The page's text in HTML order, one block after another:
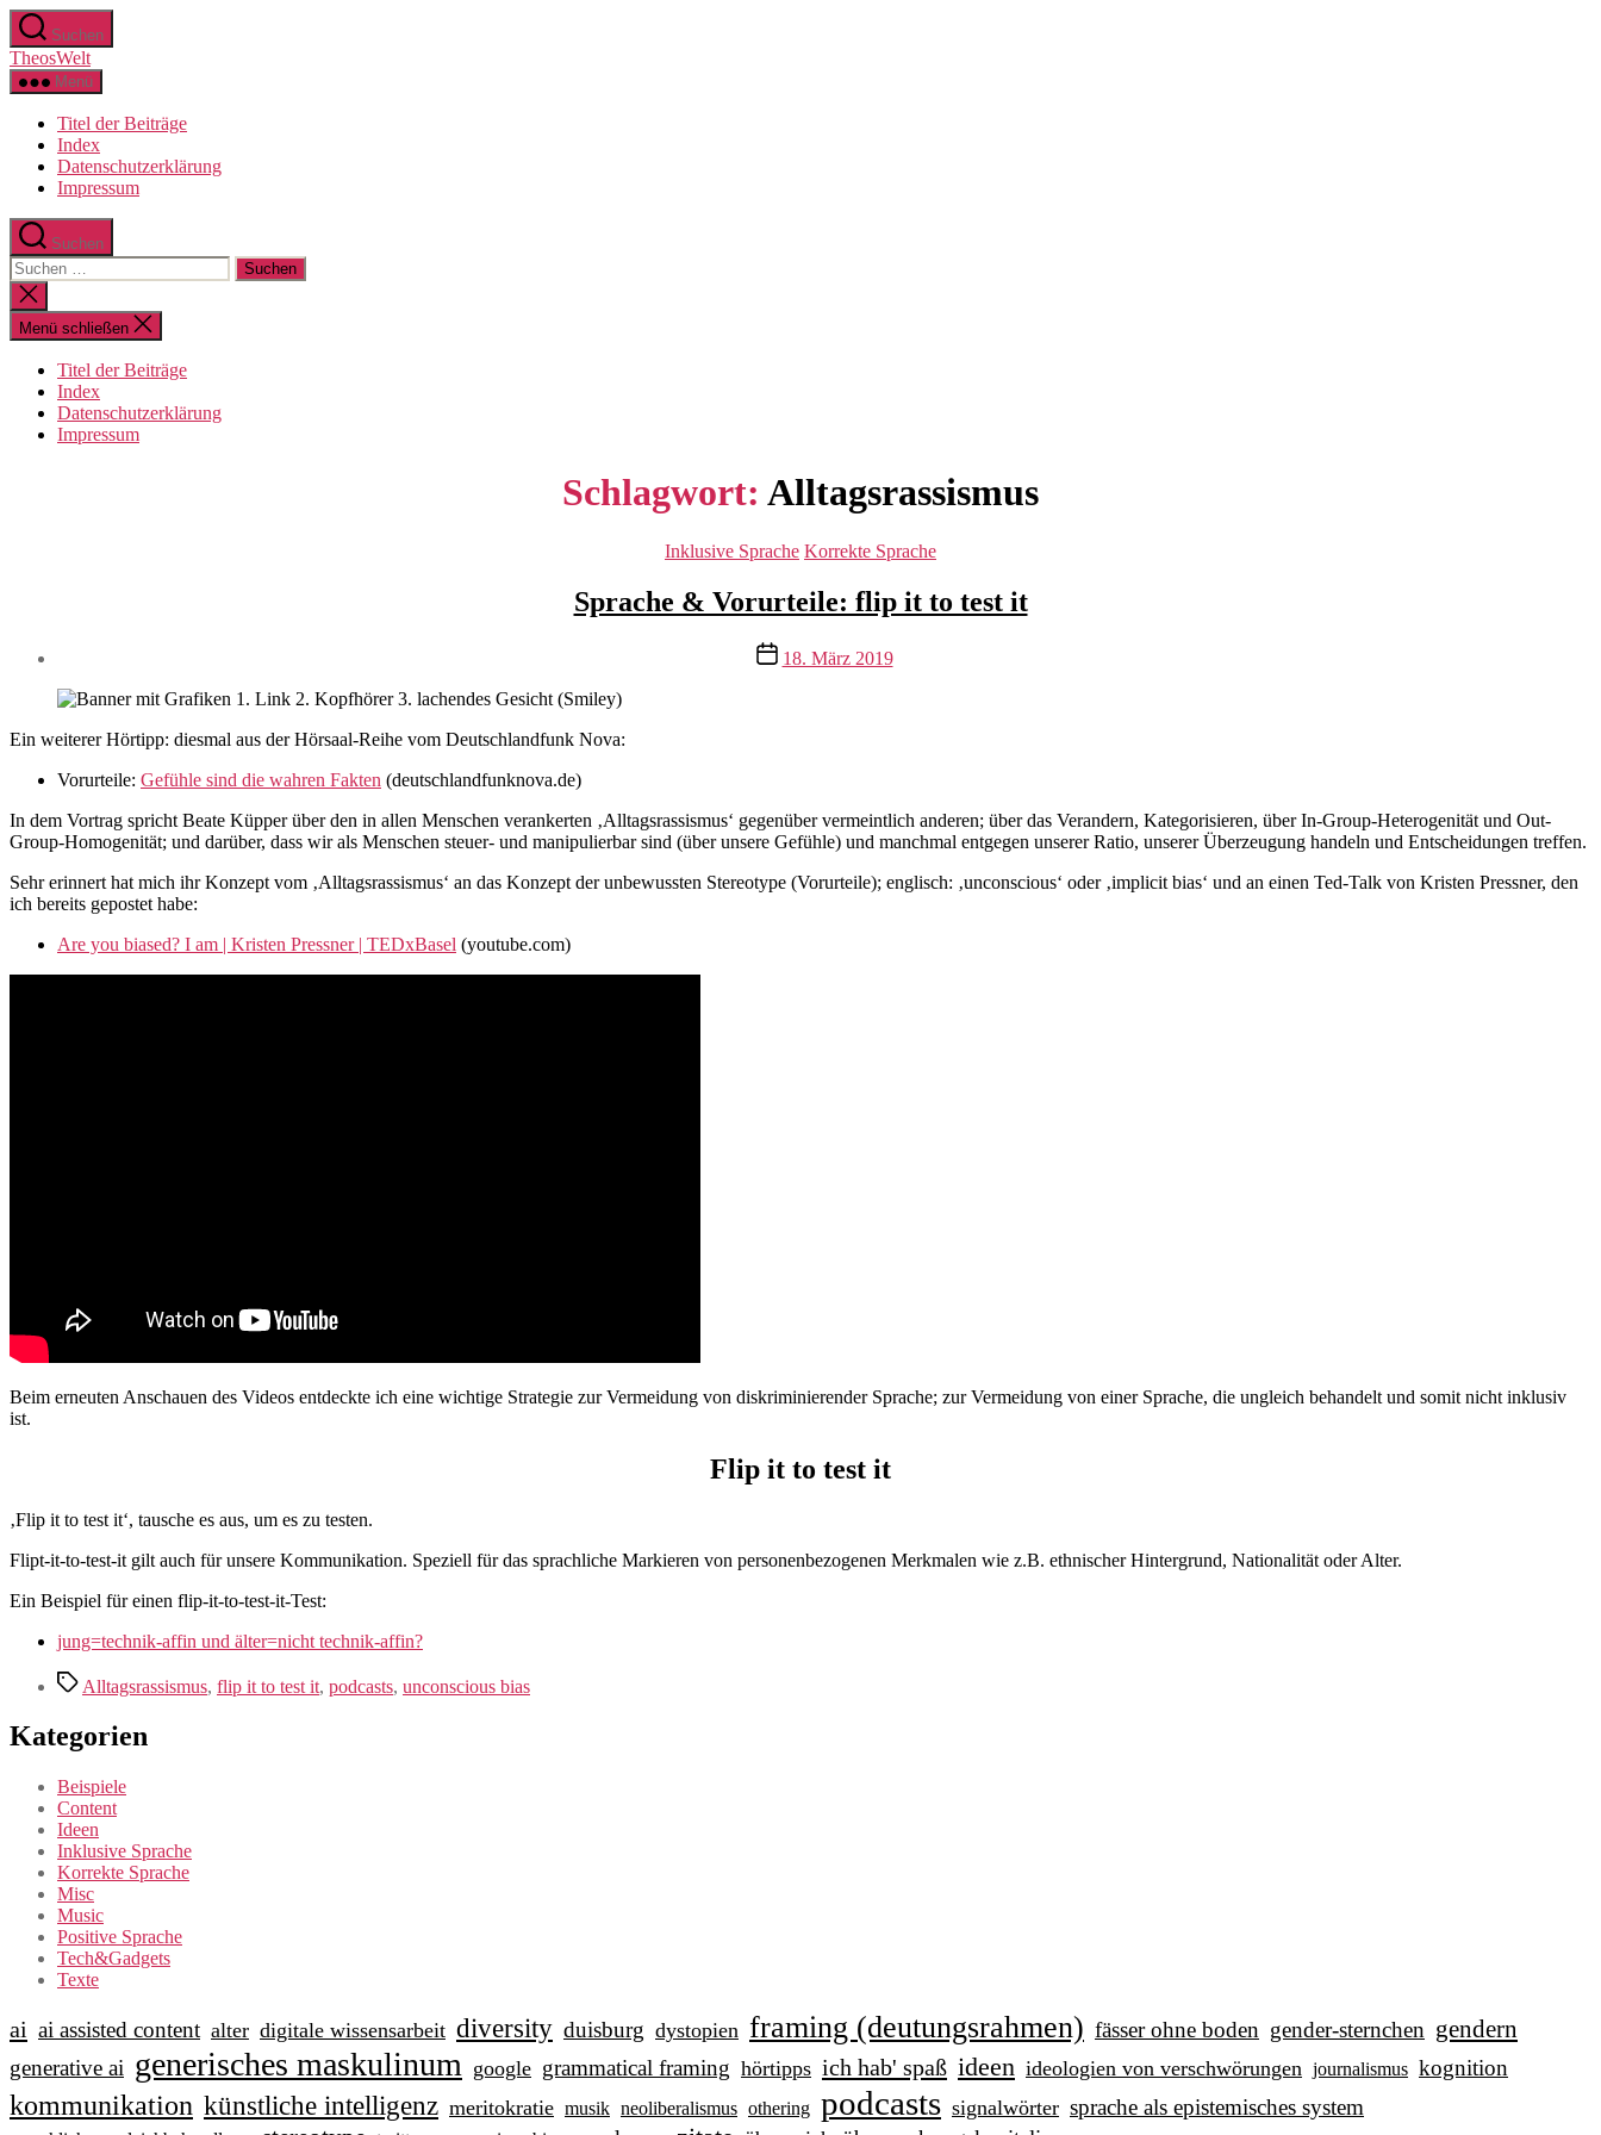
Zum
Inhalt
springen
Suchen
TheosWelt
Menü
Titel der Beiträge
Index
Datenschutzerklärung
Impressum
Suchen
Suchen
nach:
Suche
schließen
Menü schließen
Titel der Beiträge
Index
Datenschutzerklärung
Impressum
Schlagwort: Alltagsrassismus
Kategorien
Inklusive Sprache Korrekte Sprache
Sprache & Vorurteile: flip it to test it
Veröffentlichungsdatum
18. März 2019
Ein weiterer Hörtipp: diesmal aus der Hörsaal-Reihe vom Deutschlandfunk Nova:
Vorurteile: Gefühle sind die wahren Fakten (deutschlandfunknova.de)
In dem Vortrag spricht Beate Küpper über den in allen Menschen verankerten ‚Alltagsrassismus‘ gegenüber vermeintlich anderen; über das Verandern, Kategorisieren, über In-Group-Heterogenität und Out-
Group-Homogenität; und darüber, dass wir als Menschen steuer- und manipulierbar sind (über unsere Gefühle) und manchmal entgegen unserer Ratio, unserer Überzeugung handeln und Entscheidungen treffen.
Sehr erinnert hat mich ihr Konzept vom ‚Alltagsrassismus‘ an das Konzept der unbewussten Stereotype (Vorurteile); englisch: ‚unconscious‘ oder ‚implicit bias‘ und an einen Ted-Talk von Kristen Pressner, den
ich bereits gepostet habe:
Are you biased? I am | Kristen Pressner | TEDxBasel (youtube.com)
Beim erneuten Anschauen des Videos entdeckte ich eine wichtige Strategie zur Vermeidung von diskriminierender Sprache; zur Vermeidung von einer Sprache, die ungleich behandelt und somit nicht inklusiv
ist.
Flip it to test it
‚Flip it to test it‘, tausche es aus, um es zu testen.
Flipt-it-to-test-it gilt auch für unsere Kommunikation. Speziell für das sprachliche Markieren von personenbezogenen Merkmalen wie z.B. ethnischer Hintergrund, Nationalität oder Alter.
Ein Beispiel für einen flip-it-to-test-it-Test:
jung=technik-affin und älter=nicht technik-affin?
Schlagwörter
Alltagsrassismus, flip it to test it, podcasts, unconscious bias
Kategorien
Beispiele
Content
Ideen
Inklusive Sprache
Korrekte Sprache
Misc
Music
Positive Sprache
Tech&Gadgets
Texte
ai ai assisted content alter digitale wissensarbeit diversity duisburg dystopien framing (deutungsrahmen) fässer ohne boden gender-sternchen gendern
generative ai generisches maskulinum google grammatical framing hörtipps ich hab' spaß ideen ideologien von verschwörungen journalismus kognition
kommunikation künstliche intelligenz meritokratie musik neoliberalismus othering podcasts signalwörter sprache als epistemisches system